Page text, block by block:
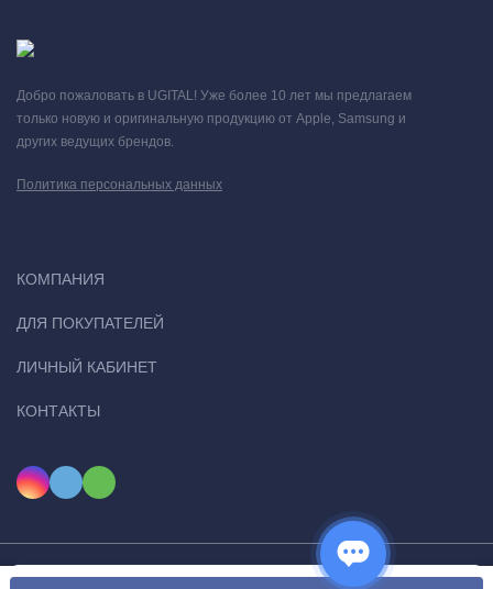
Добро пожаловать в UGITAL! Уже более 10 лет мы предлагаем
только новую и оригинальную продукцию от Apple, Samsung и
других ведущих брендов.
Политика персональных данных
КОМПАНИЯ
ДЛЯ ПОКУПАТЕЛЕЙ
ЛИЧНЫЙ КАБИНЕТ
КОНТАКТЫ
© 2026 Ugital. Все права защищены
Мы используем файлы cookie, чтобы сайт был лучше для